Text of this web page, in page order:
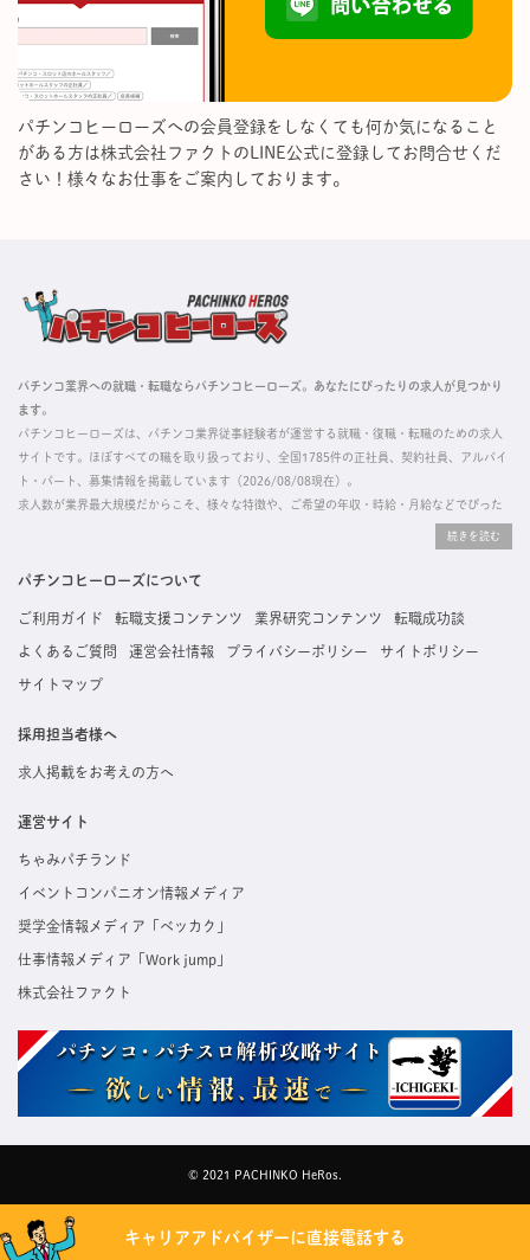
パチンコヒーローズへの会員登録をしなくても何か気になること
がある方は株式会社ファクトのLINE公式に登録してお問合せくだ
さい！様々なお仕事をご案内しております。
パチンコ業界への就職・転職ならパチンコヒーローズ。あなたにぴったりの求人が見つかり
ます。
パチンコヒーローズは、パチンコ業界従事経験者が運営する就職・復職・転職のための求人
サイトです。ほぼすべての職を取り扱っており、全国1785件の正社員、契約社員、アルバイ
ト・パート、募集情報を掲載しています（2026/08/08現在）。
求人数が業界最大規模だからこそ、様々な特徴や、ご希望の年収・時給・月給などでぴった
掲載している求人は、すべて契約法人様から寄せられた正規の求人情報です。応募いただい
た内容はすぐに直接事業所に届くためスムーズに転職・復職できます。
パチンコヒーローズについて
ご利用ガイド 転職支援コンテンツ 業界研究コンテンツ 転職成功談
よくあるご質問 運営会社情報 プライバシーポリシー サイトポリシー
サイトマップ
採用担当者様へ
求人掲載をお考えの方へ
運営サイト
ちゃみパチランド
イベントコンパニオン情報メディア
奨学金情報メディア「ベッカク」
仕事情報メディア「Work jump」
株式会社ファクト
© 2021 PACHINKO HeRos.
キャリアアドバイザーに直接電話する